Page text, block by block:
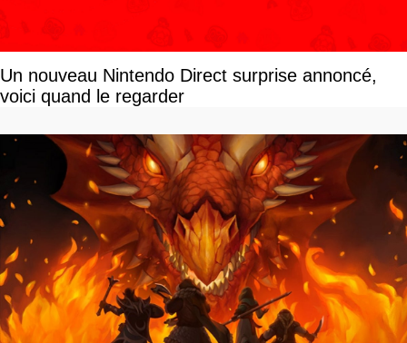
Un nouveau Nintendo Direct surprise annoncé,
voici quand le regarder